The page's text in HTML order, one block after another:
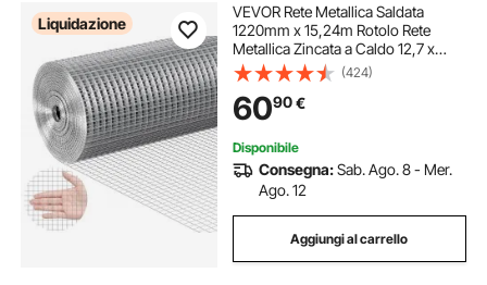
Liquidazione
VEVOR Rete Metallica Saldata
1220mm x 15,24m Rotolo Rete
Metallica Zincata a Caldo 12,7 x
12,7mm Maglia Calibro 19
Recinzione in Filo per Polli per
Gabbie per Conigli, Giardino,
Piccoli Roditori
(424)
6090€
Disponibile
Consegna:Sab. Ago. 8 - Mer.
Ago. 12
Aggiungi al carrello